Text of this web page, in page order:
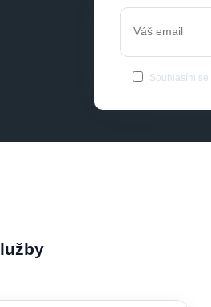
Souhlasím se